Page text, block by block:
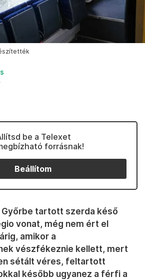
be a Telexet
forrásnak!
Beállítom
Győrbe tartott szerda késő
vonat, még nem ért el
amikor a
vészfékeznie kellett, mert
sétált véres, feltartott
később ugyanez a férfi a